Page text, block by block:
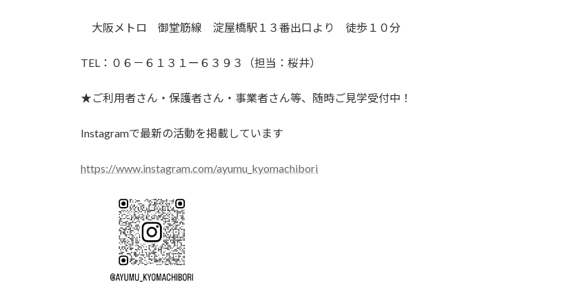
大阪メトロ 御堂筋線 淀屋橋駅１３番出口より 徒歩１０分
TEL：０６－６１３１ー６３９３（担当：桜井）
★ご利用者さん・保護者さん・事業者さん等、随時ご見学受付中！
Instagramで最新の活動を掲載しています
https://www.instagram.com/ayumu_kyomachibori